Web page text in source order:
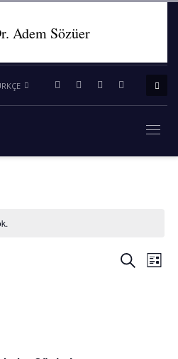
Ara Liste